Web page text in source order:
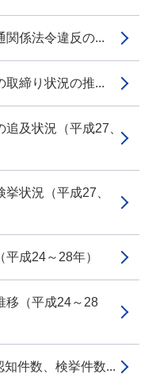
係法令違反の...
締り状況の推...
及状況（平成27、
状況（平成27、
成24～28年）
（平成24～28
件数、検挙件数...